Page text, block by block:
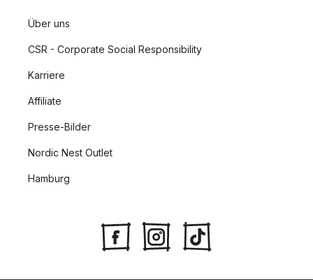
Über uns
CSR - Corporate Social Responsibility
Karriere
Affiliate
Presse-Bilder
Nordic Nest Outlet
Hamburg